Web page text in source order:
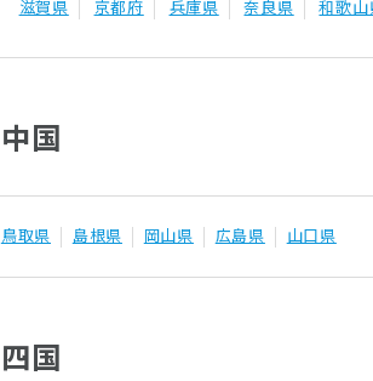
滋賀県
京都府 兵庫県 奈良県 和歌山
中国
鳥取県 島根県 岡山県 広島県 山口県
四国